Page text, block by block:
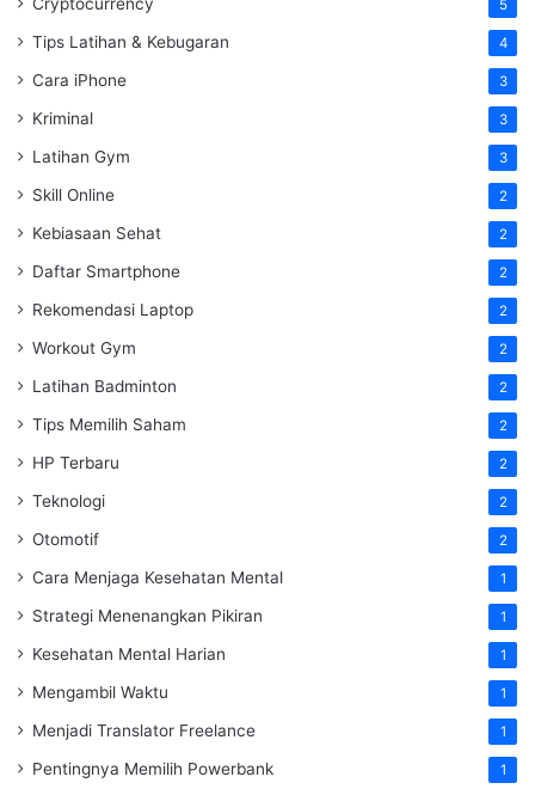
5
Tips Latihan & Kebugaran 4
Cara iPhone 3
Kriminal 3
Latihan Gym 3
Skill Online 2
Kebiasaan Sehat 2
Daftar Smartphone 2
Rekomendasi Laptop 2
Workout Gym 2
Latihan Badminton 2
Tips Memilih Saham 2
HP Terbaru 2
Teknologi 2
Otomotif 2
Cara Menjaga Kesehatan Mental 1
Strategi Menenangkan Pikiran 1
Kesehatan Mental Harian 1
Mengambil Waktu 1
Menjadi Translator Freelance 1
Pentingnya Memilih Powerbank 1